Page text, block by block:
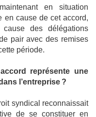
en situation
en cause de cet accord,
des délégations
pair avec des remises
période.
représente une
l’entreprise ?
syndical reconnaissait
de se constituer en